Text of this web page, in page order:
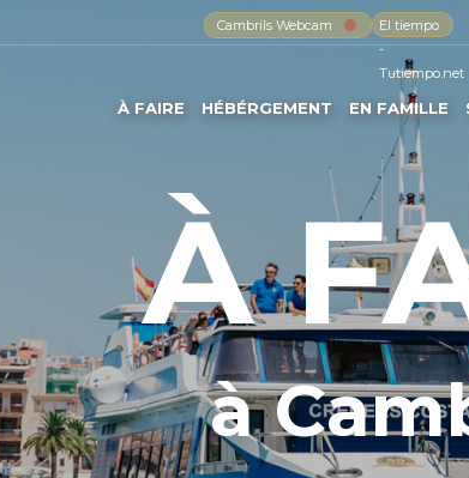
Cambrils Webcam
El tiempo
-
Tutiempo.net
À FAIRE HÉBÉRGEMENT EN FAMILLE
À
à